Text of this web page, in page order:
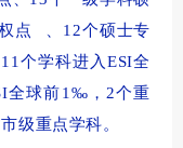
点
、12个硕士专
个学科进入ESI全
全球前1‰，2个重
级重点学科。